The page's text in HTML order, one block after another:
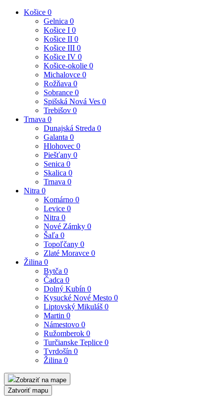
Košice 0
Gelnica 0
Košice I 0
Košice II 0
Košice III 0
Košice IV 0
Košice-okolie 0
Michalovce 0
Rožňava 0
Sobrance 0
Spišská Nová Ves 0
Trebišov 0
Trnava 0
Dunajská Streda 0
Galanta 0
Hlohovec 0
Piešťany 0
Senica 0
Skalica 0
Trnava 0
Nitra 0
Komárno 0
Levice 0
Nitra 0
Nové Zámky 0
Šaľa 0
Topoľčany 0
Zlaté Moravce 0
Žilina 0
Bytča 0
Čadca 0
Dolný Kubín 0
Kysucké Nové Mesto 0
Liptovský Mikuláš 0
Martin 0
Námestovo 0
Ružomberok 0
Turčianske Teplice 0
Tvrdošín 0
Žilina 0
Zobraziť na mape
Zatvoriť mapu